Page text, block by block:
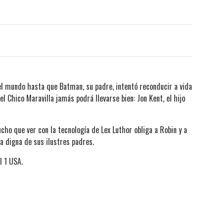
mundo hasta que Batman, su padre, intentó reconducir a vida
Chico Maravilla jamás podrá llevarse bien: Jon Kent, el hijo
que ver con la tecnología de Lex Luthor obliga a Robin y a
digna de sus ilustres padres.
1 USA.